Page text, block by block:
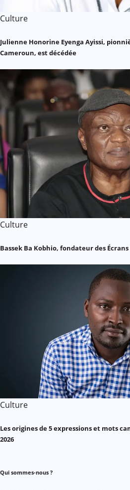
Culture
Julienne Honorine Eyenga Ayissi,
Cameroun, est décédée
Culture
Bassek Ba Kobhio, fondateur des
Culture
Les origines de 5 expressions et mots
2026
Qui sommes-nous ?